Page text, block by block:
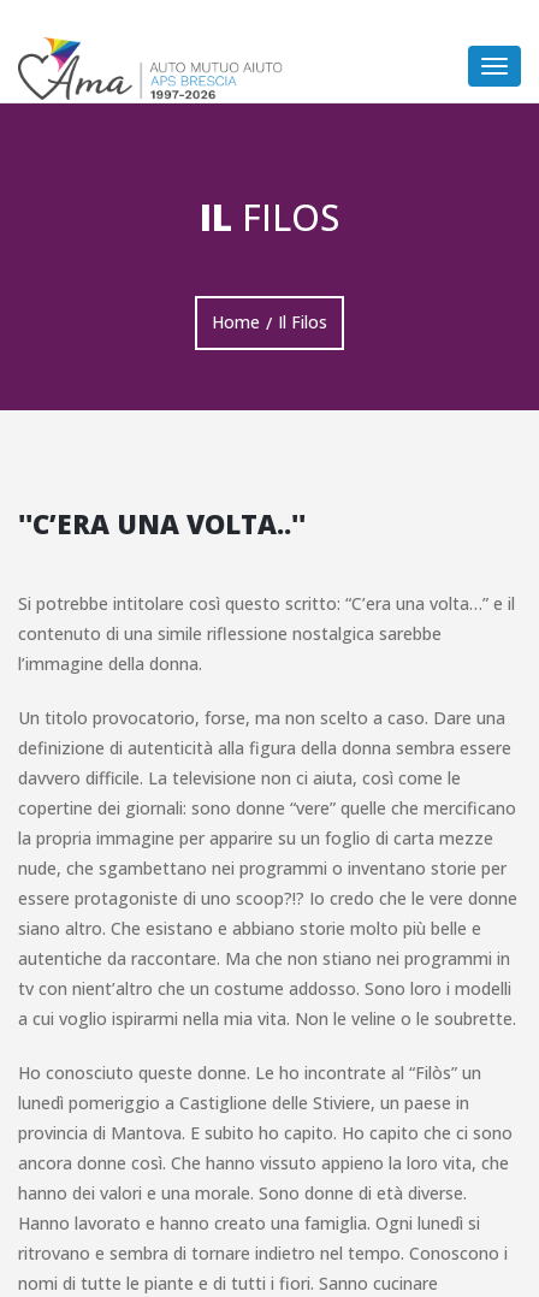
IL FILOS
Home / Il Filos
''C’ERA UNA VOLTA..''
Si potrebbe intitolare così questo scritto: “C’era una volta…” e il
contenuto di una simile riflessione nostalgica sarebbe
l’immagine della donna.
Un titolo provocatorio, forse, ma non scelto a caso. Dare una
definizione di autenticità alla figura della donna sembra essere
davvero difficile. La televisione non ci aiuta, così come le
copertine dei giornali: sono donne “vere” quelle che mercificano
la propria immagine per apparire su un foglio di carta mezze
nude, che sgambettano nei programmi o inventano storie per
essere protagoniste di uno scoop?!? Io credo che le vere donne
siano altro. Che esistano e abbiano storie molto più belle e
autentiche da raccontare. Ma che non stiano nei programmi in
tv con nient’altro che un costume addosso. Sono loro i modelli
a cui voglio ispirarmi nella mia vita. Non le veline o le soubrette.
Ho conosciuto queste donne. Le ho incontrate al “Filòs” un
lunedì pomeriggio a Castiglione delle Stiviere, un paese in
provincia di Mantova. E subito ho capito. Ho capito che ci sono
ancora donne così. Che hanno vissuto appieno la loro vita, che
hanno dei valori e una morale. Sono donne di età diverse.
Hanno lavorato e hanno creato una famiglia. Ogni lunedì si
ritrovano e sembra di tornare indietro nel tempo. Conoscono i
nomi di tutte le piante e di tutti i fiori. Sanno cucinare